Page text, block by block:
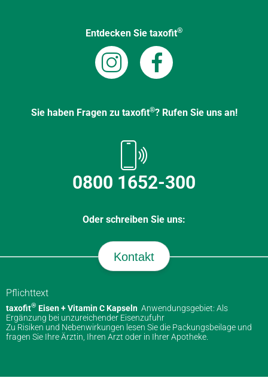
Entdecken Sie taxofit®
Sie haben Fragen zu taxofit®? Rufen Sie uns an!
0800 1652-300
Oder schreiben Sie uns:
Kontakt
Pflichttext
taxofit® Eisen + Vitamin C Kapseln Anwendungsgebiet: Als
Ergänzung bei unzureichender Eisenzufuhr
Zu Risiken und Nebenwirkungen lesen Sie die Packungsbeilage und
fragen Sie Ihre Ärztin, Ihren Arzt oder in Ihrer Apotheke.